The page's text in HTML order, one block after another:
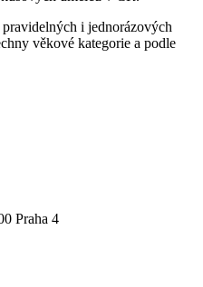
i jednorázových
věkové kategorie a podle
Praha 4